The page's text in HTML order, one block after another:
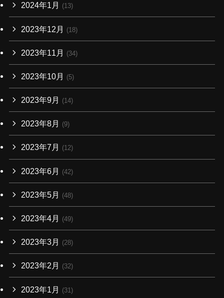
2024年1月 (13)
2023年12月 (18)
2023年11月 (34)
2023年10月 (5)
2023年9月 (14)
2023年8月 (9)
2023年7月 (12)
2023年6月 (42)
2023年5月 (48)
2023年4月 (49)
2023年3月 (28)
2023年2月 (32)
2023年1月 (31)